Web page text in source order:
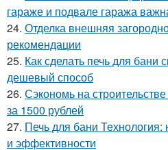
гараже и подвале гаража
24. Отделка внешняя
рекомендации
25. Как сделать печь для бани
дешевый способ
26. Сэкономь на
за 1500 рублей
27. Печь для бани
и эффективности